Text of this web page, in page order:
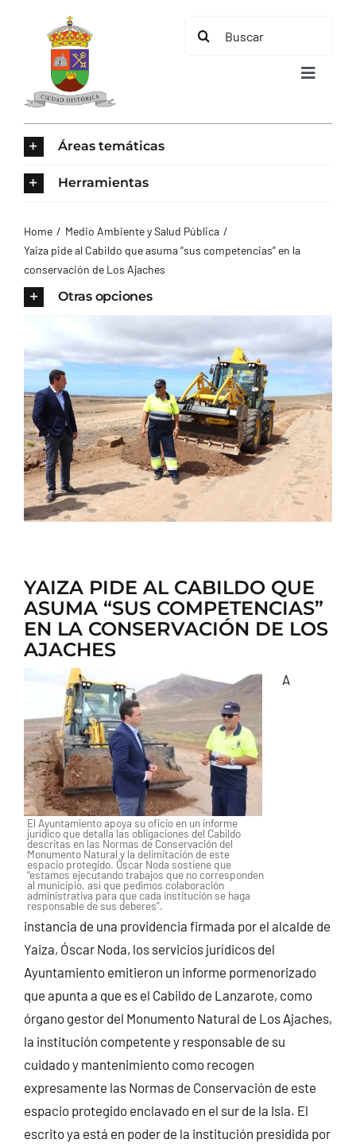
contenido
Buscar:
Toggle
AYUNTAMIENTO
CONTACTO
Áreas temáticas
Herramientas
Home
Medio Ambiente y Salud Pública
Yaiza pide al Cabildo que asuma “sus competencias” en la
conservación de Los Ajaches
Otras opciones
YAIZA PIDE AL CABILDO QUE
ASUMA “SUS COMPETENCIAS”
EN LA CONSERVACIÓN DE LOS
AJACHES
El Ayuntamiento apoya su oficio en un informe
jurídico que detalla las obligaciones del Cabildo
descritas en las Normas de Conservación del
Monumento Natural y la delimitación de este
espacio protegido. Óscar Noda sostiene que
“estamos ejecutando trabajos que no corresponden
al municipio, así que pedimos colaboración
administrativa para que cada institución se haga
responsable de sus deberes”.
A
instancia de una providencia firmada por el alcalde de
Yaiza, Óscar Noda, los servicios jurídicos del
Ayuntamiento emitieron un informe pormenorizado
que apunta a que es el Cabildo de Lanzarote, como
órgano gestor del Monumento Natural de Los Ajaches,
la institución competente y responsable de su
cuidado y mantenimiento como recogen
expresamente las Normas de Conservación de este
espacio protegido enclavado en el sur de la Isla. El
escrito ya está en poder de la institución presidida por